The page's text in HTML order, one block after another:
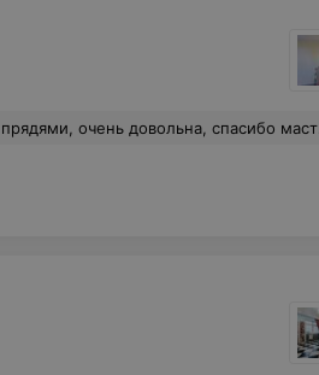
очень довольна, спасибо мастеру Наталье.